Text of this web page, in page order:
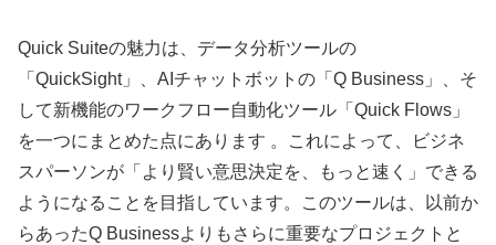
Quick Suiteの魅力は、データ分析ツールの
「QuickSight」、AIチャットボットの「Q Business」、そ
して新機能のワークフロー自動化ツール「Quick Flows」
を一つにまとめた点にあります 。これによって、ビジネ
スパーソンが「より賢い意思決定を、もっと速く」できる
ようになることを目指しています。このツールは、以前か
らあったQ Businessよりもさらに重要なプロジェクトと